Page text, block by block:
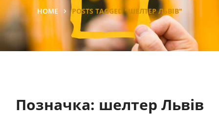
HOME POSTS TAGGED "ШЕЛТЕР ЛЬВІВ"
Позначка: шелтер Львів